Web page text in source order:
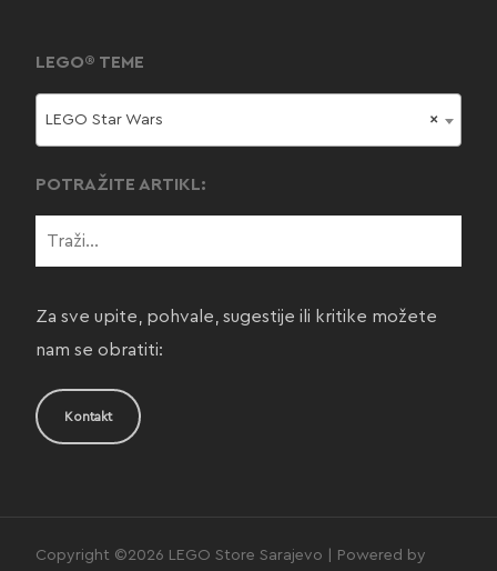
LEGO® TEME
×
LEGO Star Wars
POTRAŽITE ARTIKL:
Za sve upite, pohvale, sugestije ili kritike možete
nam se obratiti:
Kontakt
Copyright ©2026 LEGO Store Sarajevo | Powered by